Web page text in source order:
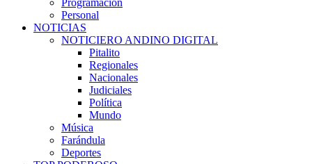
Programación
Personal
NOTICIAS
NOTICIERO ANDINO DIGITAL
Pitalito
Regionales
Nacionales
Judiciales
Política
Mundo
Música
Farándula
Deportes